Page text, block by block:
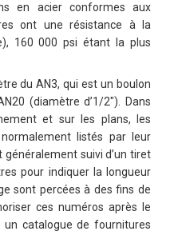
en acier conformes aux
ont une résistance à la
160 000 psi étant la plus
du AN3, qui est un boulon
(diamètre d’1/2″). Dans
et sur les plans, les
listés par leur
généralement suivi d’un tiret
pour indiquer la longueur
sont percées à des fins de
ces numéros après le
catalogue de fournitures